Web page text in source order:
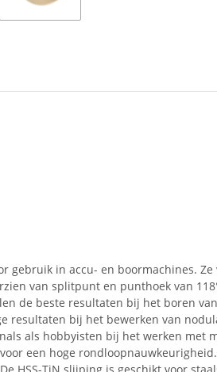
gebruik in accu- en boormachines.
van splitpunt en punthoek van
de beste resultaten bij het boren
resultaten bij het bewerken van
als hobbyisten bij het werken met
een hoge